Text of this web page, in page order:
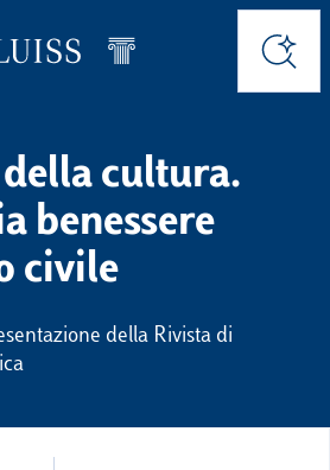
Cerca
cultura.
benessere
civile
della Rivista di